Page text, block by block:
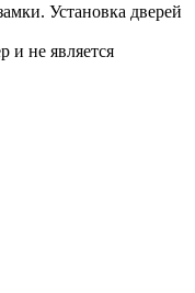
Установка дверей
и не является